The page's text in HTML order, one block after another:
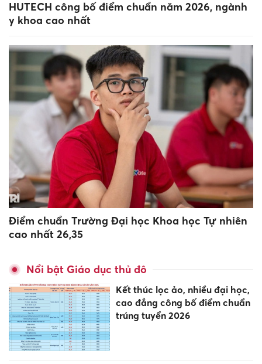
HUTECH công bố điểm chuẩn năm 2026, ngành
y khoa cao nhất
Điểm chuẩn Trường Đại học Khoa học Tự nhiên
cao nhất 26,35
Nổi bật Giáo dục thủ đô
Kết thúc lọc ảo, nhiều đại học,
cao đẳng công bố điểm chuẩn
trúng tuyển 2026